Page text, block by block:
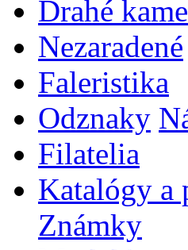
Drahé
Nezaradené
Faleristika
Odznaky
Filatelia
Katalógy a
Známky